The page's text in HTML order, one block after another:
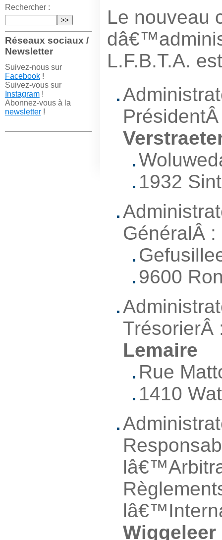
Rechercher :
Réseaux sociaux /
Newsletter
Suivez-nous sur
Facebook!
Suivez-vous sur
Instagram!
Abonnez-vous à la
newsletter!
Le nouveau
L.F.B.T.A.
1932
GénéralÂ :
9600
Lemaire
Rue
1410
Wiggeleer